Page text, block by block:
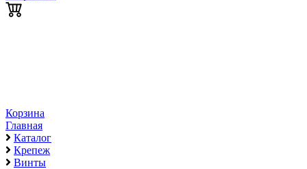
Корзина
Главная
Каталог
Крепеж
Винты